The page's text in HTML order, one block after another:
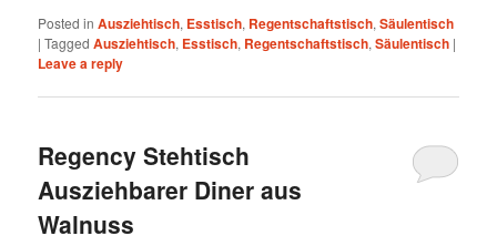
Posted in Ausziehtisch, Esstisch, Regentschaftstisch,Säulentisch
|Tagged Ausziehtisch, Esstisch, Regentschaftstisch,Säulentisch |
Leave a reply
Regency Stehtisch
Ausziehbarer Diner aus
Walnuss